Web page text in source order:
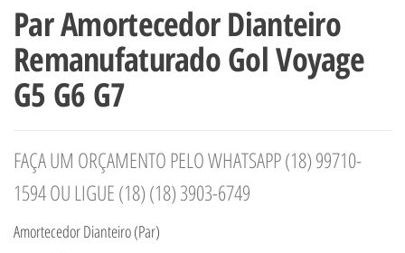
Par Amortecedor Dianteiro
Remanufaturado Gol Voyage
G5 G6 G7
FAÇA UM ORÇAMENTO PELO WHATSAPP (18) 99710-
1594 OU LIGUE (18) (18) 3903-6749
Amortecedor Dianteiro (Par)